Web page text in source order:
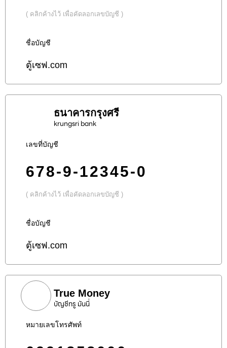
( คลิกค้างไว้ เพื่อคัดลอกเลขบัญชี )
ชื่อบัญชี
ตู้เซฟ.com
ธนาคารกรุงศรี
krungsri bank
เลขที่บัญชี
678-9-12345-0
( คลิกค้างไว้ เพื่อคัดลอกเลขบัญชี )
ชื่อบัญชี
ตู้เซฟ.com
True Money
บัญชีทรู มันนี่
หมายเลขโทรศัพท์